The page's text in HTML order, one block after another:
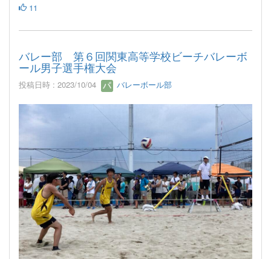
11
バレー部 第６回関東高等学校ビーチバレーボ
ール男子選手権大会
投稿日時 : 2023/10/04 バレーボール部